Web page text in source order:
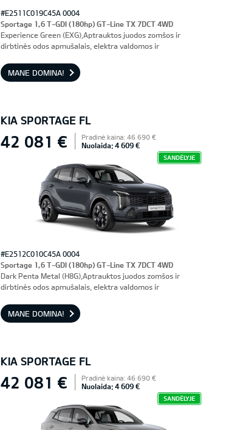
#E2511C019C45A 0004
Sportage 1,6 T-GDI (180hp) GT-Line TX 7DCT 4WD
Experience Green (EXG),Aptrauktos juodos zomšos ir
dirbtinės odos apmušalais, elektra valdomos ir
atmintimi
MANE DOMINA!
KIA SPORTAGE FL
42 081 € Pradinė kaina: 46 690 €
Nuolaida: 4 609 €
SANDĖLYJE
#E2512C010C45A 0004
Sportage 1,6 T-GDI (180hp) GT-Line TX 7DCT 4WD
Dark Penta Metal (H8G),Aptrauktos juodos zomšos ir
dirbtinės odos apmušalais, elektra valdomos ir
atmintimi
MANE DOMINA!
KIA SPORTAGE FL
42 081 € Pradinė kaina: 46 690 €
Nuolaida: 4 609 €
SANDĖLYJE